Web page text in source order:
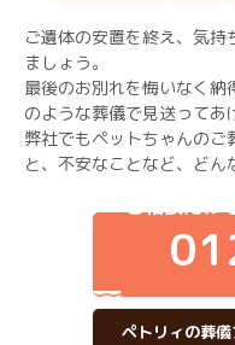
ご遺体の安置を終え、気
ましょう。
最後のお別れを悔いなく
のような葬儀で見送ってあ
弊社でもペットちゃんのご
と、不安なことなど、どん
ご相談だけ
ペトリィの葬